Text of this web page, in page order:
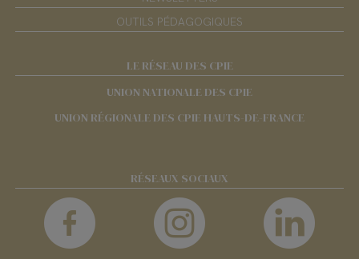
OUTILS PÉDAGOGIQUES
LE RÉSEAU DES CPIE
UNION NATIONALE DES CPIE
UNION RÉGIONALE DES CPIE HAUTS-DE-FRANCE
RÉSEAUX SOCIAUX